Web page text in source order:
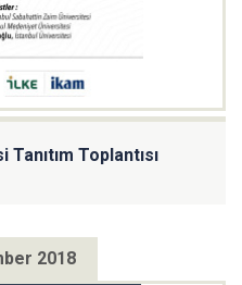
Toplantısı
2018